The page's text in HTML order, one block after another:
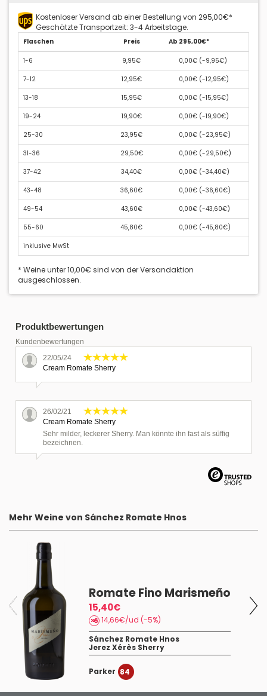
Kostenloser Versand ab einer Bestellung von 295,00€*
Geschätzte Transportzeit: 3-4 Arbeitstage.
Flaschen Preis Ab 295,00€*
1-6 9,95€ 0,00€ (-9,95€)
7-12 12,95€ 0,00€ (-12,95€)
13-18 15,95€ 0,00€ (-15,95€)
19-24 19,90€ 0,00€ (-19,90€)
25-30 23,95€ 0,00€ (-23,95€)
31-36 29,50€ 0,00€ (-29,50€)
37-42 34,40€ 0,00€ (-34,40€)
43-48 36,60€ 0,00€ (-36,60€)
49-54 43,60€ 0,00€ (-43,60€)
55-60 45,80€ 0,00€ (-45,80€)
inklusive MwSt
* Weine unter 10,00€ sind von der Versandaktion
ausgeschlossen.
Produktbewertungen
Kundenbewertungen
22/05/24
Cream Romate Sherry
26/02/21
Cream Romate Sherry
Sehr milder, leckerer Sherry. Man könnte ihn fast als süffig
bezeichnen.
Mehr Weine von Sánchez Romate Hnos
Romate Fino Marismeño
15,40€
14,66€/ud (-5%)
Sánchez Romate Hnos
Jerez Xérès Sherry
Parker 84